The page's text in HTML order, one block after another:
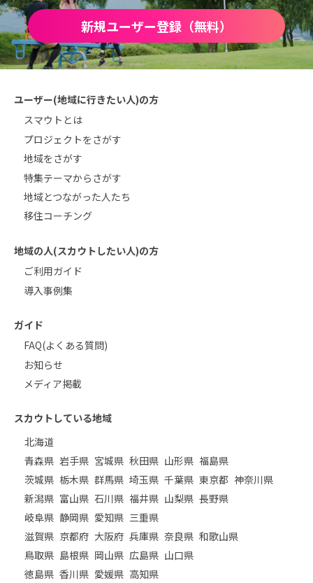
新規ユーザー登録（無料）
ユーザー(地域に行きたい人)の方
スマウトとは
プロジェクトをさがす
地域をさがす
特集テーマからさがす
地域とつながった人たち
移住コーチング
地域の人(スカウトしたい人)の方
ご利用ガイド
導入事例集
ガイド
FAQ(よくある質問)
お知らせ
メディア掲載
スカウトしている地域
北海道
青森県 岩手県 宮城県 秋田県 山形県 福島県
茨城県 栃木県 群馬県 埼玉県 千葉県 東京都 神奈川県
新潟県 富山県 石川県 福井県 山梨県 長野県
岐阜県 静岡県 愛知県 三重県
滋賀県 京都府 大阪府 兵庫県 奈良県 和歌山県
鳥取県 島根県 岡山県 広島県 山口県
徳島県 香川県 愛媛県 高知県